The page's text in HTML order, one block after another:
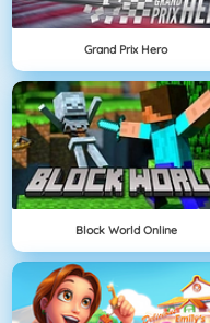
Grand Prix Hero
Block World Online